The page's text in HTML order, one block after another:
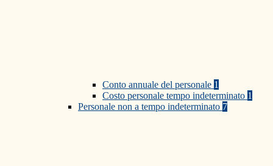
Conto annuale del personale 1
Costo personale tempo indeterminato 1
Personale non a tempo indeterminato 7